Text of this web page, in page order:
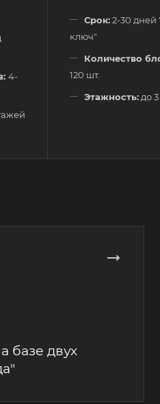
4-
Срок:2-30 дней
ключ"
Количество
120 шт.
Этажность: до
базе двух